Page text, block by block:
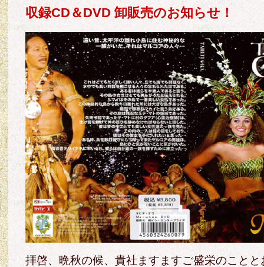
収録CD＆DVD 卸販売のお知らせ！
拝啓、晩秋の候、貴社ますますご盛栄のこと